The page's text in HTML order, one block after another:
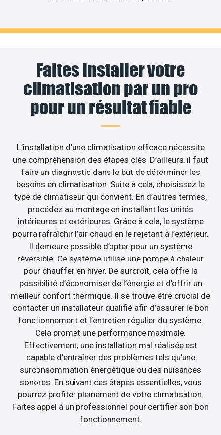
Faites installer votre
climatisation par un pro
pour un résultat fiable
L’installation d’une climatisation efficace nécessite
une compréhension des étapes clés. D’ailleurs, il faut
faire un diagnostic dans le but de déterminer les
besoins en climatisation. Suite à cela, choisissez le
type de climatiseur qui convient. En d’autres termes,
procédez au montage en installant les unités
intérieures et extérieures. Grâce à cela, le système
pourra rafraîchir l’air chaud en le rejetant à l’extérieur.
Il demeure possible d’opter pour un système
réversible. Ce système utilise une pompe à chaleur
pour chauffer en hiver. De surcroît, cela offre la
possibilité d’économiser de l’énergie et d’offrir un
meilleur confort thermique. Il se trouve être crucial de
contacter un installateur qualifié afin d’assurer le bon
fonctionnement et l’entretien régulier du système.
Cela promet une performance maximale.
Effectivement, une installation mal réalisée est
capable d’entraîner des problèmes tels qu’une
surconsommation énergétique ou des nuisances
sonores. En suivant ces étapes essentielles, vous
pourrez profiter pleinement de votre climatisation.
Faites appel à un professionnel pour certifier son bon
fonctionnement.